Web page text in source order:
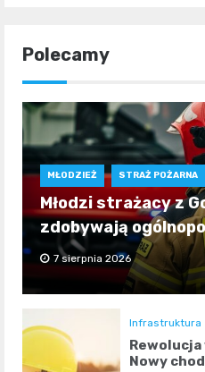
Polecamy
MŁODZIEŻ STRAŻ POŻARNA
Młodzi strażacy z
zdobywają
7 sierpnia 2026
Infrastruktura
Rewolucja
Nowy